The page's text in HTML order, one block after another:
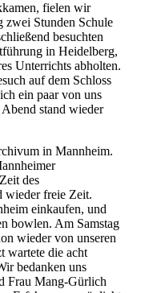
fielen wir
zwei Stunden Schule
besuchten
in Heidelberg,
Unterrichts abholten.
auf dem Schloss
ein paar von uns
stand wieder
in Mannheim.
des
wieder freie Zeit.
einkaufen, und
bowlen. Am Samstag
wieder von unseren
wartete die acht
bedanken uns
Frau Mang-Gürlich